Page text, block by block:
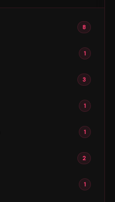
8
1
3
1
1
2
1